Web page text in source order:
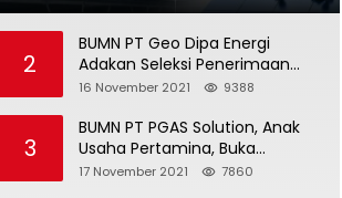
2
BUMN PT Geo Dipa Energi
Adakan Seleksi Penerimaan
Pegawai Baru
16 November 2021 9388
3
BUMN PT PGAS Solution, Anak
Usaha Pertamina, Buka
Rekrutmen Pegawai Baru
17 November 2021 7860